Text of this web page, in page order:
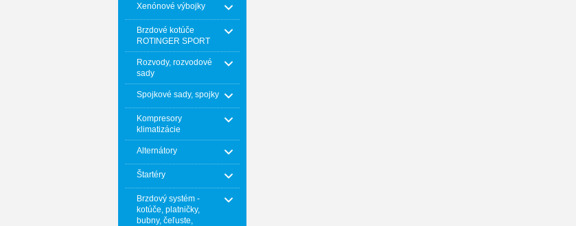
Xenónové výbojky
Brzdové kotúče
ROTINGER SPORT
Rozvody, rozvodové
sady
Spojkové sady, spojky
Kompresory
klimatizácie
Alternátory
Štartéry
Brzdový systém -
kotúče, platničky,
bubny, čeľuste,